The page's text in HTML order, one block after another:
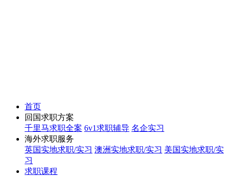
首页
回国求职方案
千里马求职全案 6v1求职辅导 名企实习
海外求职服务
英国实地求职/实习 澳洲实地求职/实习 美国实地求职/实
习
求职课程